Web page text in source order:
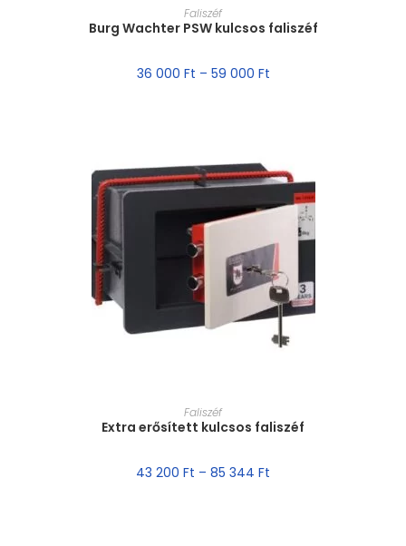
MÉRET VÁLASZTÁSA
Faliszéf
Burg Wachter PSW kulcsos faliszéf
36 000 Ft – 59 000 Ft
MÉRET VÁLASZTÁSA
Faliszéf
Extra erősített kulcsos faliszéf
43 200 Ft – 85 344 Ft